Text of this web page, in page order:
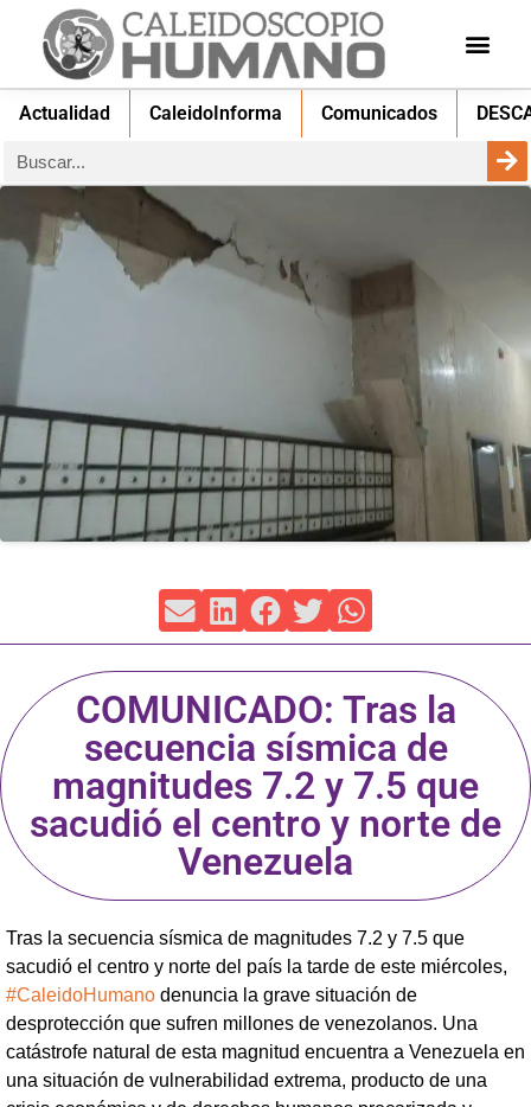
Actualidad CaleidoInforma Comunicados
COMUNICADO: Tras la
secuencia sísmica de
magnitudes 7.2 y 7.5 que
sacudió el centro y norte de
Venezuela
Tras la secuencia sísmica de magnitudes 7.2 y 7.5 que
sacudió el centro y norte del país la tarde de este miércoles,
#CaleidoHumano denuncia la grave situación de
desprotección que sufren millones de venezolanos. Una
catástrofe natural de esta magnitud encuentra a Venezuela en
una situación de vulnerabilidad extrema, producto de una